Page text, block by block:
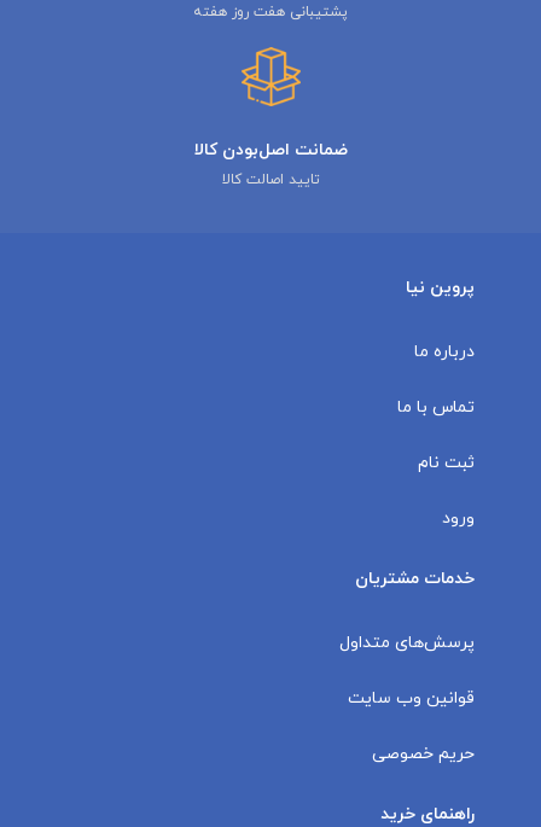
پشتیبانی هفت روز هفته
ضمانت اصل‌بودن کالا
تایید اصالت کالا
پروین نیا
درباره ما
تماس با ما
ثبت نام
ورود
خدمات مشتریان
پرسش‌های متداول
قوانین وب سایت
حریم خصوصی
راهنمای خرید